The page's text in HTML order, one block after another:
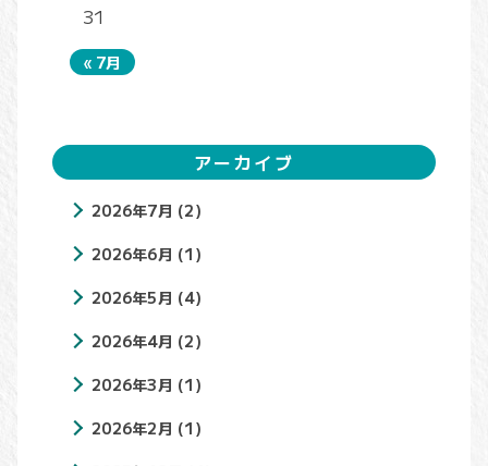
31
« 7月
アーカイブ
2026年7月 (2)
2026年6月 (1)
2026年5月 (4)
2026年4月 (2)
2026年3月 (1)
2026年2月 (1)